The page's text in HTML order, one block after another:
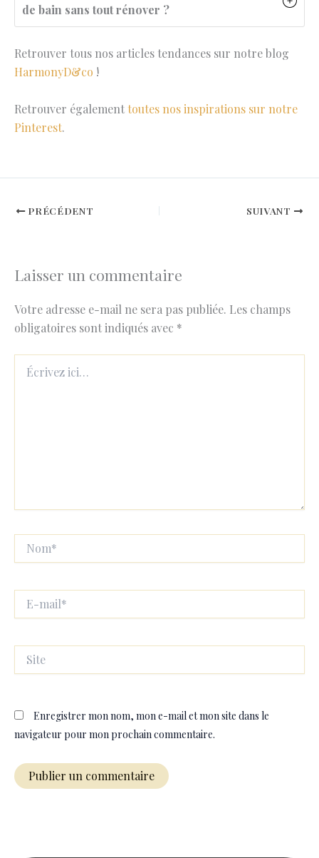
de bain sans tout rénover ?
Retrouver tous nos articles tendances sur notre blog
HarmonyD&co !
Retrouver égalementtoutes nos inspirations sur notre
Pinterest.
PRÉCÉDENT SUIVANT
Laisser un commentaire
Votre adresse e-mail ne sera pas publiée. Les champs
obligatoires sont indiqués avec *
ici…
mail*
Enregistrer mon nom, mon e-mail et mon site dans le
navigateur pour mon prochain commentaire.